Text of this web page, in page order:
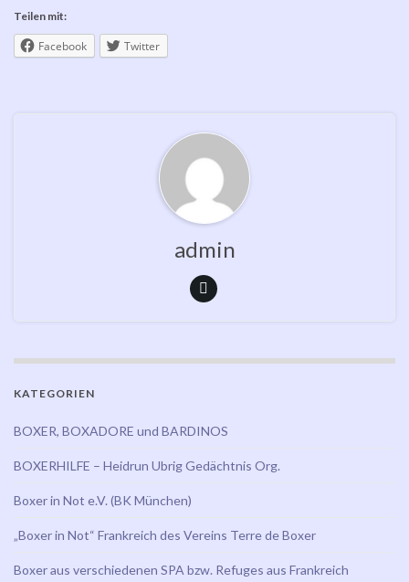
Teilen mit:
Facebook Twitter
admin
KATEGORIEN
BOXER, BOXADORE und BARDINOS
BOXERHILFE – Heidrun Ubrig Gedächtnis Org.
Boxer in Not e.V. (BK München)
„Boxer in Not“ Frankreich des Vereins Terre de Boxer
Boxer aus verschiedenen SPA bzw. Refuges aus Frankreich